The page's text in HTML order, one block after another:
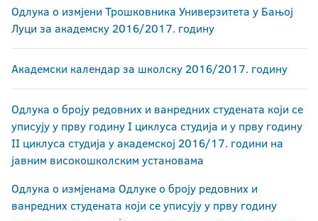
Академска 2019/20. година
Академска 2018/19. година
Академска 2017/18. година
Академска 2016/17. година
Академска 2015/16. година
Одлука о измјени Трошковника Универзитета у Бањој
Луци за академску 2016/2017. годину
Академски календар за школску 2016/2017. годину
Одлука о броју редовних и ванредних студената који се
уписују у прву годину I циклуса студија и у прву годину
II циклуса студија у академској 2016/17. години на
јавним високошколским установама
Одлука о измјенама Одлуке о броју редовних и
ванредних студената који се уписују у прву годину